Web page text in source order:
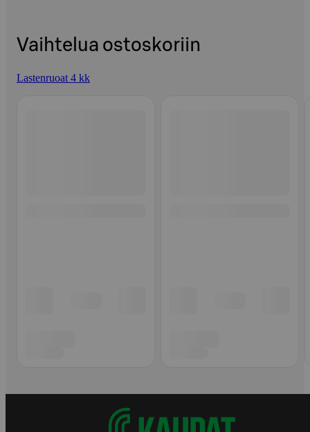
Vaihtelua ostoskoriin
Lastenruoat 4 kk